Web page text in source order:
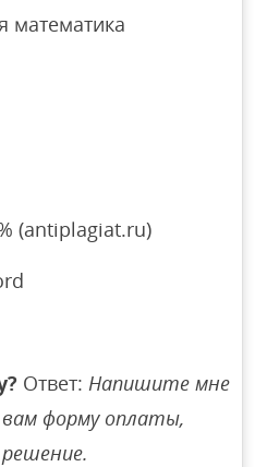
математика
(antiplagiat.ru)
Ответ:Напишите мне
форму оплаты,